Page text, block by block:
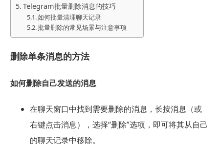
Telegram批量删除消息的技巧
如何批量清理聊天记录
批量删除的常见场景与注意事项
删除单条消息的方法
如何删除自己发送的消息
在聊天窗口中找到需要删除的消息，长按消息（或
右键点击消息），选择“删除”选项，即可将其从自己
的聊天记录中移除。